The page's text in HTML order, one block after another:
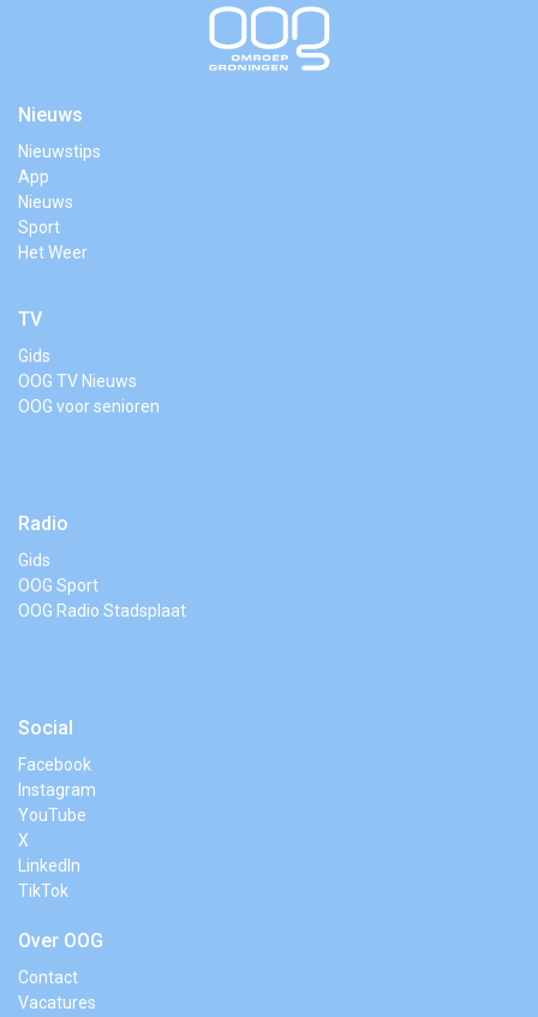
Nieuws
Nieuwstips
App
Nieuws
Sport
Het Weer
TV
Gids
OOG TV Nieuws
OOG voor senioren
Radio
Gids
OOG Sport
OOG Radio Stadsplaat
Social
Facebook
Instagram
YouTube
X
LinkedIn
TikTok
Over OOG
Contact
Vacatures